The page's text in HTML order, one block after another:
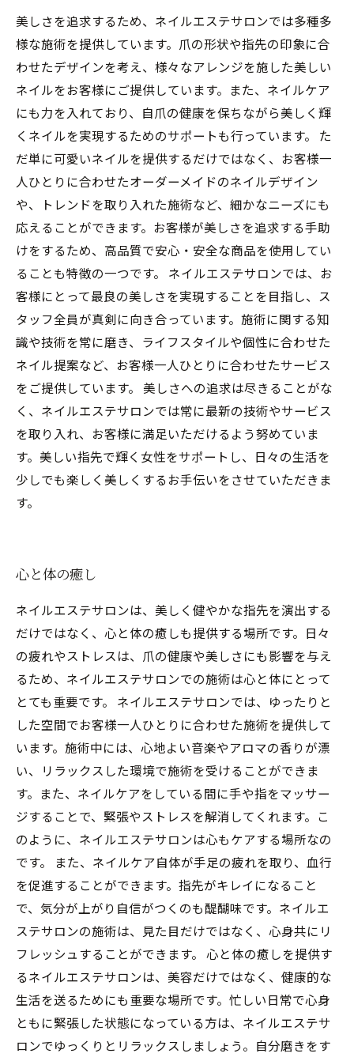
美しさを追求するため、ネイルエステサロンでは多種多
様な施術を提供しています。爪の形状や指先の印象に合
わせたデザインを考え、様々なアレンジを施した美しい
ネイルをお客様にご提供しています。また、ネイルケア
にも力を入れており、自爪の健康を保ちながら美しく輝
くネイルを実現するためのサポートも行っています。 た
だ単に可愛いネイルを提供するだけではなく、お客様一
人ひとりに合わせたオーダーメイドのネイルデザイン
や、トレンドを取り入れた施術など、細かなニーズにも
応えることができます。お客様が美しさを追求する手助
けをするため、高品質で安心・安全な商品を使用してい
ることも特徴の一つです。 ネイルエステサロンでは、お
客様にとって最良の美しさを実現することを目指し、ス
タッフ全員が真剣に向き合っています。施術に関する知
識や技術を常に磨き、ライフスタイルや個性に合わせた
ネイル提案など、お客様一人ひとりに合わせたサービス
をご提供しています。 美しさへの追求は尽きることがな
く、ネイルエステサロンでは常に最新の技術やサービス
を取り入れ、お客様に満足いただけるよう努めていま
す。美しい指先で輝く女性をサポートし、日々の生活を
少しでも楽しく美しくするお手伝いをさせていただきま
す。
心と体の癒し
ネイルエステサロンは、美しく健やかな指先を演出する
だけではなく、心と体の癒しも提供する場所です。日々
の疲れやストレスは、爪の健康や美しさにも影響を与え
るため、ネイルエステサロンでの施術は心と体にとって
とても重要です。 ネイルエステサロンでは、ゆったりと
した空間でお客様一人ひとりに合わせた施術を提供して
います。施術中には、心地よい音楽やアロマの香りが漂
い、リラックスした環境で施術を受けることができま
す。また、ネイルケアをしている間に手や指をマッサー
ジすることで、緊張やストレスを解消してくれます。こ
のように、ネイルエステサロンは心もケアする場所なの
です。 また、ネイルケア自体が手足の疲れを取り、血行
を促進することができます。指先がキレイになること
で、気分が上がり自信がつくのも醍醐味です。ネイルエ
ステサロンの施術は、見た目だけではなく、心身共にリ
フレッシュすることができます。 心と体の癒しを提供す
るネイルエステサロンは、美容だけではなく、健康的な
生活を送るためにも重要な場所です。忙しい日常で心身
ともに緊張した状態になっている方は、ネイルエステサ
ロンでゆっくりとリラックスしましょう。自分磨きをす